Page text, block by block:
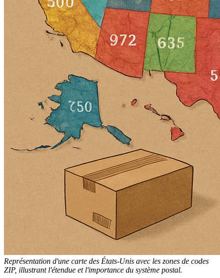
Représentation d'une carte des États-Unis avec les zones de codes
ZIP, illustrant l'étendue et l'importance du système postal.